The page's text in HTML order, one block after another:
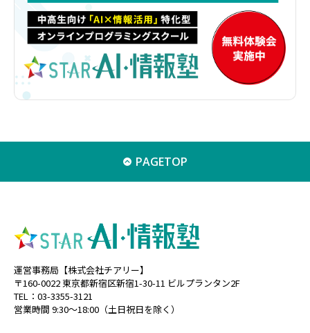
PAGETOP
運営事務局【株式会社チアリー】
〒160-0022 東京都新宿区新宿1-30-11 ビルプランタン2F
TEL：03-3355-3121
営業時間 9:30〜18:00（土日祝日を除く）